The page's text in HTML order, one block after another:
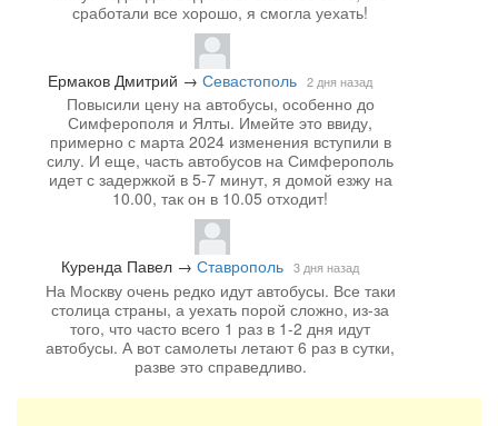
сработали все хорошо, я смогла уехать!
Ермаков Дмитрий → Севастополь 2 дня назад
Повысили цену на автобусы, особенно до
Симферополя и Ялты. Имейте это ввиду,
примерно с марта 2024 изменения вступили в
силу. И еще, часть автобусов на Симферополь
идет с задержкой в 5-7 минут, я домой езжу на
10.00, так он в 10.05 отходит!
Куренда Павел→ Ставрополь 3 дня назад
На Москву очень редко идут автобусы. Все таки
столица страны, а уехать порой сложно, из-за
того, что часто всего 1 раз в 1-2 дня идут
автобусы. А вот самолеты летают 6 раз в сутки,
разве это справедливо.